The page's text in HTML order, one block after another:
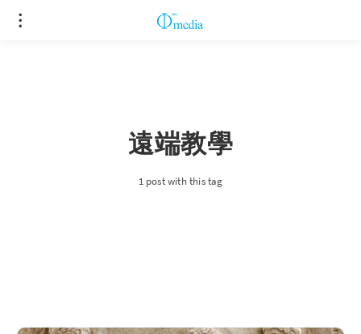
遠端教學
1 post with this tag